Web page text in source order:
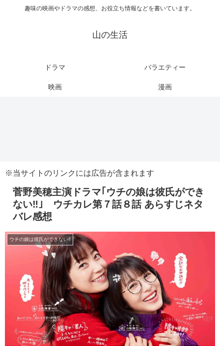
趣味の映画やドラマの感想、お役立ち情報などを書いています。
山の生活
ドラマ バラエティー
映画 漫画
※当サイトのリンクには広告が含まれます
菅野美穂主演ドラマ｢ウチの娘は彼氏ができ
ない‼｣ ウチカレ第７話８話 あらすじネタ
バレ感想
ウチの娘は彼氏ができない‼